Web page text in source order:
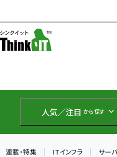
人気／注目 から探す
連載・特集 ITインフラ サー